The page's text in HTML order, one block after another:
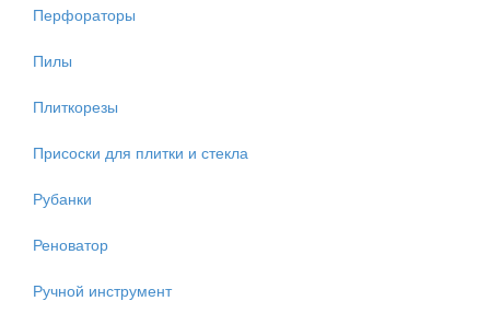
Перфораторы
Пилы
Плиткорезы
Присоски для плитки и стекла
Рубанки
Реноватор
Ручной инструмент